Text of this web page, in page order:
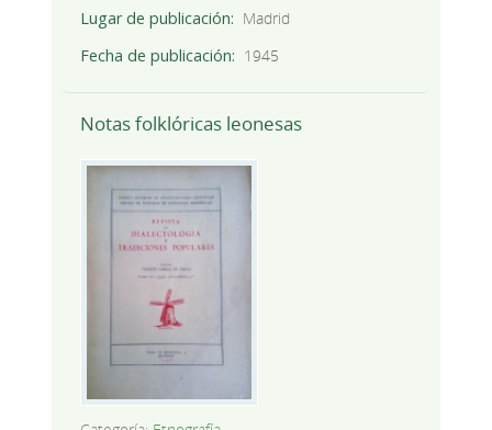
Lugar de publicación
Madrid
Fecha de publicación
1945
Notas folklóricas leonesas